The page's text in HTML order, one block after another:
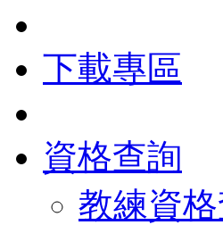
下載專區
資格查詢
教練資